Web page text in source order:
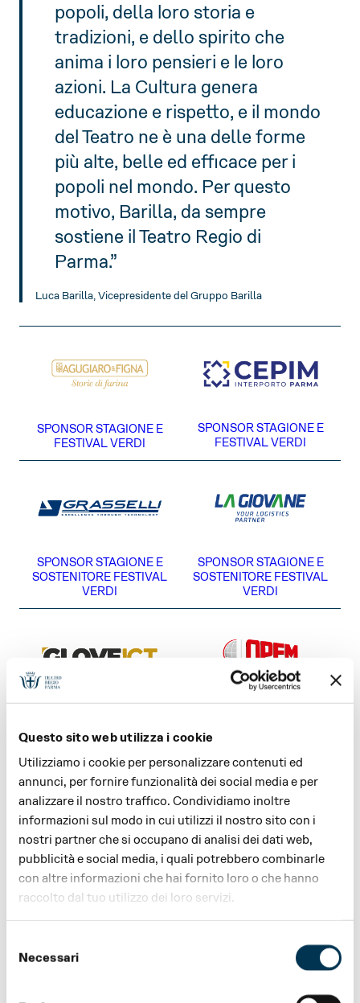
Questo sito web utilizza i cookie
Utilizziamo i cookie per personalizzare contenuti ed
annunci, per fornire funzionalità dei social media e per
analizzare il nostro traffico. Condividiamo inoltre
informazioni sul modo in cui utilizzi il nostro sito con i
nostri partner che si occupano di analisi dei dati web,
pubblicità e social media, i quali potrebbero combinarle
con altre informazioni che hai fornito loro o che hanno
raccolto dal tuo utilizzo dei loro servizi.
delNecessari
popoli, della loro storia e
tradizioni, e dello spirito che
anima i loro pensieri e le loro
azioni. La Cultura genera
educazione e rispetto, e il mondo
del Teatro ne è una delle forme
più alte, belle ed efficace per i
popoli nel mondo. Per questo
motivo, Barilla, da sempre
sostiene il Teatro Regio di
Parma.”
Luca Barilla, Vicepresidente delGruppo Barilla
SPONSOR STAGIONE E
FESTIVAL VERDI
SPONSOR STAGIONE E
FESTIVAL VERDI
SPONSOR STAGIONE E
SOSTENITORE FESTIVAL
VERDI
SPONSOR STAGIONE E
SOSTENITORE FESTIVAL
VERDI
VERDI
SPONSOR STAGIONE E
FESTIVAL VERDI
SPONSOR STAGIONE E
FESTIVAL VERDI
PREMIUM PARTNER